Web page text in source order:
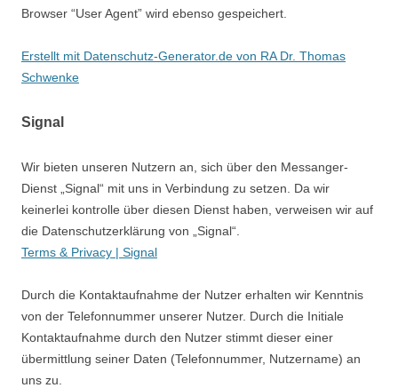
Browser “User Agent” wird ebenso gespeichert.
Erstellt mit Datenschutz-Generator.de von RA Dr. Thomas
Schwenke
Signal
Wir bieten unseren Nutzern an, sich über den Messanger-
Dienst „Signal“ mit uns in Verbindung zu setzen. Da wir
keinerlei kontrolle über diesen Dienst haben, verweisen wir auf
die Datenschutzerklärung von „Signal“.
Terms & Privacy | Signal
Durch die Kontaktaufnahme der Nutzer erhalten wir Kenntnis
von der Telefonnummer unserer Nutzer. Durch die Initiale
Kontaktaufnahme durch den Nutzer stimmt dieser einer
übermittlung seiner Daten (Telefonnummer, Nutzername) an
uns zu.